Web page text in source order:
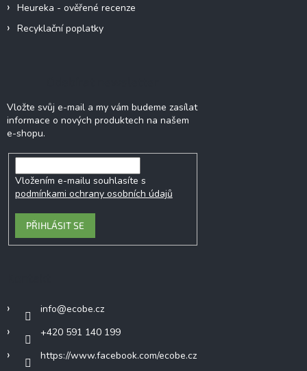
Heureka - ověřené recenze
Recyklační poplatky
Vložte svůj e-mail a my vám budeme zasílat
informace o nových produktech na našem
e-shopu.
Vložením e-mailu souhlasíte s
podmínkami ochrany osobních údajů
PŘIHLÁSIT SE
info@ecobe.cz
+420 591 140 199
https://www.facebook.com/ecobe.cz